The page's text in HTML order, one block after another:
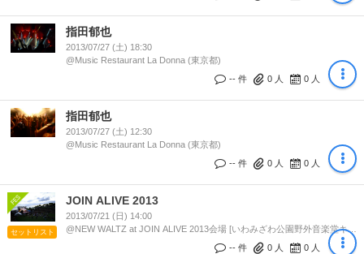
指田郁也
2013/07/27 (土) 18:30
@Music Restaurant La Donna (東京都)
-- 件
0 人 0 人
指田郁也
2013/07/27 (土) 12:30
@Music Restaurant La Donna (東京都)
-- 件
0 人 0 人
セットリスト
JOIN ALIVE 2013
2013/07/21 (日) 14:00
@NEW WALTZ at JOIN ALIVE 2013会場 [いわみざわ公園野外音楽堂キタ
オン / 北海道グリーンランド遊園地] (北海道)
-- 件 0 人 0 人